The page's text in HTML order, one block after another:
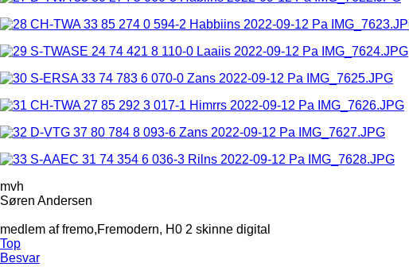
mvh
Søren Andersen
medlem af fremo,Fremodern, H0 2 skinne digital
Top
Besvar